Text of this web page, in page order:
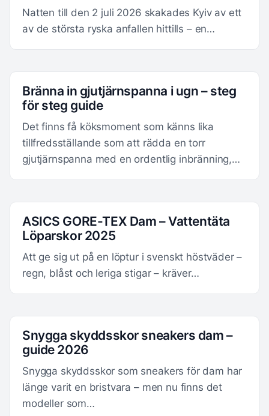
Natten till den 2 juli 2026 skakades Kyiv av ett
av de största ryska anfallen hittills – en…
Bränna in gjutjärnspanna i ugn – steg
för steg guide
Det finns få köksmoment som känns lika
tillfredsställande som att rädda en torr
gjutjärnspanna med en ordentlig inbränning,…
ASICS GORE-TEX Dam – Vattentäta
Löparskor 2025
Att ge sig ut på en löptur i svenskt höstväder –
regn, blåst och leriga stigar – kräver…
Snygga skyddsskor sneakers dam –
guide 2026
Snygga skyddsskor som sneakers för dam har
länge varit en bristvara – men nu finns det
modeller som…